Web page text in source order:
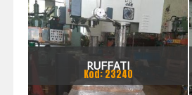
RUFFATI
Kod: 23240